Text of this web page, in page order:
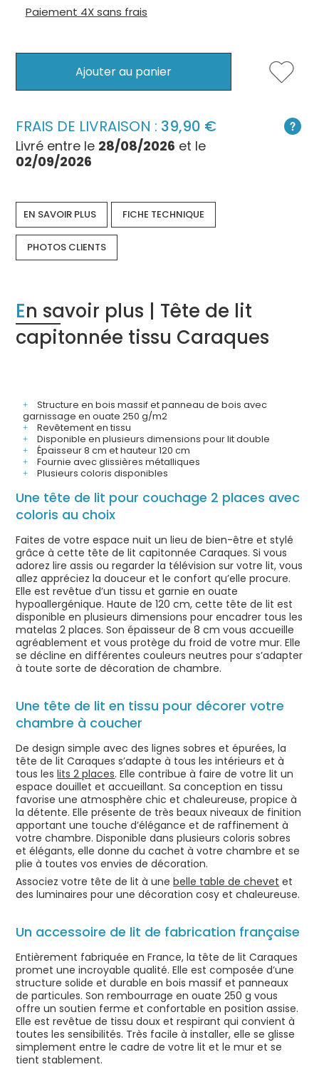
Paiement 4X sans frais
Ajouter au panier
FRAIS DE LIVRAISON : 39,90
Livré entre le 28/08/2026 et le
02/09/2026
EN SAVOIR PLUS FICHE TECHNIQUE
PHOTOS CLIENTS
En savoir plus | Tête de lit
capitonnée tissu Caraques
Structure en bois massif et panneau de bois avec
garnissage en ouate 250 g/m2
Revêtement en tissu
Disponible en plusieurs dimensions pour lit double
Épaisseur 8 cm et hauteur 120 cm
Fournie avec glissières métalliques
Plusieurs coloris disponibles
Une tête de lit pour couchage 2 places avec
coloris au choix
Faites de votre espace nuit un lieu de bien-être et stylé
grâce à cette tête de lit capitonnée Caraques. Si vous
adorez lire assis ou regarder la télévision sur votre lit, vous
allez appréciez la douceur et le confort qu’elle procure.
Elle est revêtue d’un tissu et garnie en ouate
hypoallergénique. Haute de 120 cm, cette tête de lit est
disponible en plusieurs dimensions pour encadrer tous les
matelas 2 places. Son épaisseur de 8 cm vous accueille
agréablement et vous protège du froid de votre mur. Elle
se décline en différentes couleurs neutres pour s’adapter
à toute sorte de décoration de chambre.
Une tête de lit en tissu pour décorer votre
chambre à coucher
De design simple avec des lignes sobres et épurées, la
tête de lit Caraques s’adapte à tous les intérieurs et à
tous leslits 2 places. Elle contribue à faire de votre lit un
espace douillet et accueillant. Sa conception en tissu
favorise une atmosphère chic et chaleureuse, propice à
la détente. Elle présente de très beaux niveaux de finition
apportant une touche d’élégance et de raffinement à
votre chambre. Disponible dans plusieurs coloris sobres
et élégants, elle donne du cachet à votre chambre et se
plie à toutes vos envies de décoration.
Associez votre tête de lit à unebelle table de chevet et
des luminaires pour une décoration cosy et chaleureuse.
Un accessoire de lit de fabrication française
Entièrement fabriquée en France, la tête de lit Caraques
promet une incroyable qualité. Elle est composée d’une
structure solide et durable en bois massif et panneaux
de particules. Son rembourrage en ouate 250 g vous
offre un soutien ferme et confortable en position assise.
Elle est revêtue de tissu doux et respirant qui convient à
toutes les sensibilités. Très facile à installer, elle se glisse
simplement entre le cadre de votre lit et le mur et se
tient stablement.